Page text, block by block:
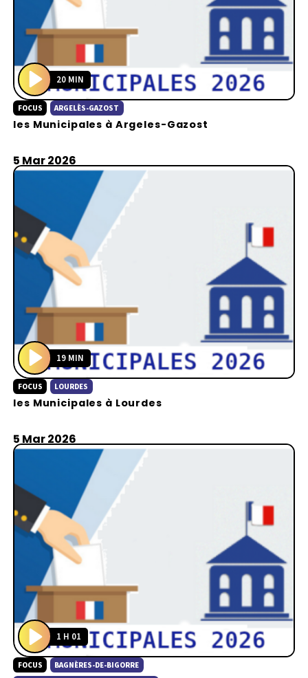
P
l
a
20 MIN
FOCUS ARGELÈS-GAZOST
les Municipales à Argeles-Gazost
5 Mar 2026
P
l
a
19 MIN
FOCUS LOURDES
les Municipales à Lourdes
5 Mar 2026
P
l
1 H 01
FOCUS BAGNÈRES-DE-BIGORRE